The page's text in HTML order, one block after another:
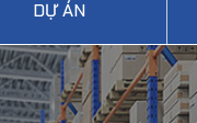
DỰ ÁN